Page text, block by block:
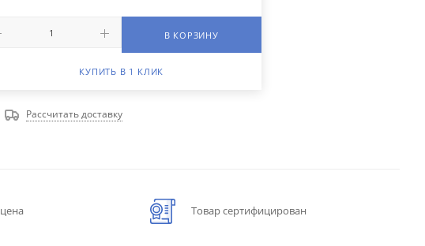
В КОРЗИНУ
КУПИТЬ В 1 КЛИК
Рассчитать доставку
Товар сертифицирован